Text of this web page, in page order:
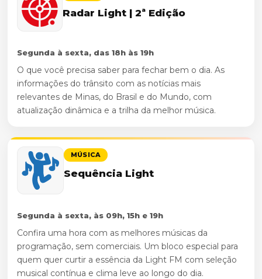
Radar Light | 2ª Edição
Segunda à sexta, das 18h às 19h
O que você precisa saber para fechar bem o dia. As
informações do trânsito com as notícias mais
relevantes de Minas, do Brasil e do Mundo, com
atualização dinâmica e a trilha da melhor música.
MÚSICA
Sequência Light
Segunda à sexta, às 09h, 15h e 19h
Confira uma hora com as melhores músicas da
programação, sem comerciais. Um bloco especial para
quem quer curtir a essência da Light FM com seleção
musical contínua e clima leve ao longo do dia.